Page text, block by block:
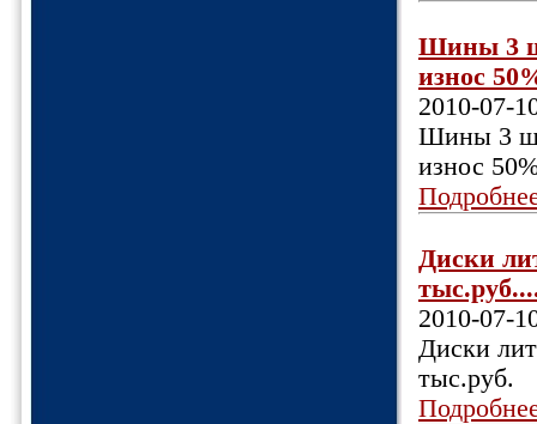
Шины 3
износ
2010-07-
Шины 3
износ
Диски
2010-07-
Диски
тыс.руб.